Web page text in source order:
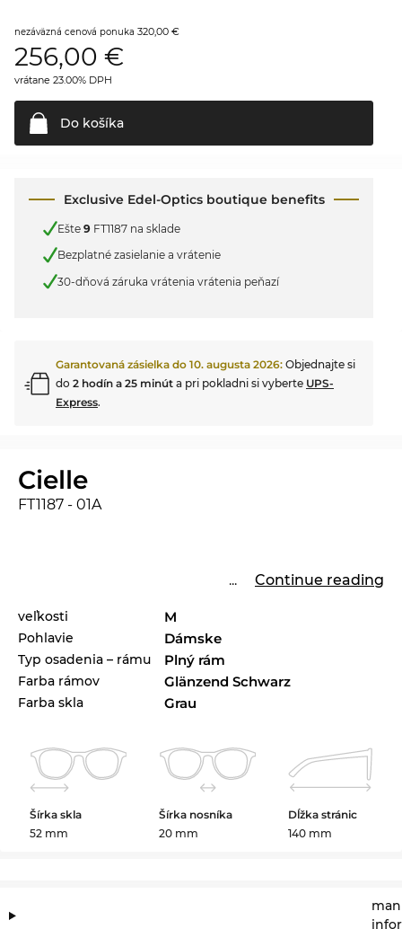
nezáväzná cenová ponuka 320,00 €
256,00 €
vrátane 23.00% DPH
Do košíka
Exclusive Edel-Optics boutique benefits
Ešte 9 FT1187 na sklade
Bezplatné zasielanie a vrátenie
30-dňová záruka vrátenia vrátenia peňazí
Garantovaná zásielka do 10. augusta 2026: Objednajte si
do 2 hodín a 25 minút a pri pokladni si vyberte UPS-
Express.
Cielle
FT1187 - 01A
... Continue reading
veľkosti M
Pohlavie Dámske
Typ osadenia – rámu Plný rám
Farba rámov Glänzend Schwarz
Farba skla Grau
Šírka skla
52 mm
Šírka nosníka
20 mm
Dĺžka stránic
140 mm